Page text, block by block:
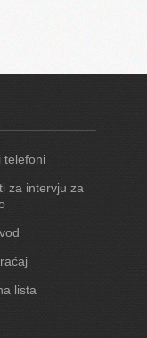
telefoni
za intervju za
lista